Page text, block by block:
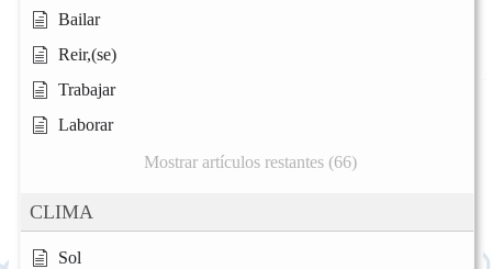
Bailar
Reir,(se)
Trabajar
Laborar
Mostrar artículos restantes (66)
CLIMA
Sol